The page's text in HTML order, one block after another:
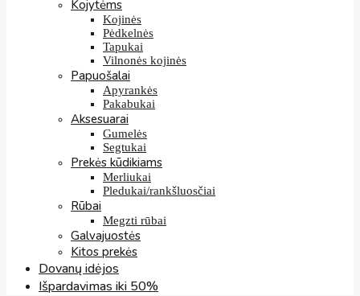
Kojytėms
Kojinės
Pėdkelnės
Tapukai
Vilnonės kojinės
Papuošalai
Apyrankės
Pakabukai
Aksesuarai
Gumelės
Segtukai
Prekės kūdikiams
Merliukai
Pledukai/rankšluosčiai
Rūbai
Megzti rūbai
Galvajuostės
Kitos prekės
Dovanų idėjos
Išpardavimas iki 50%